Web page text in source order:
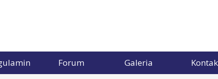
Forum Galeria